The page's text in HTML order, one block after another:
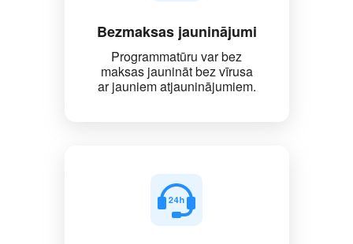
Bezmaksas jauninājumi
Programmatūru var bez
maksas jaunināt bez vīrusa
ar jauniem atjauninājumiem.